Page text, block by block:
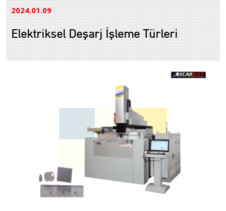
2024.01 09
Elektriksel Deşarj İşleme Türleri